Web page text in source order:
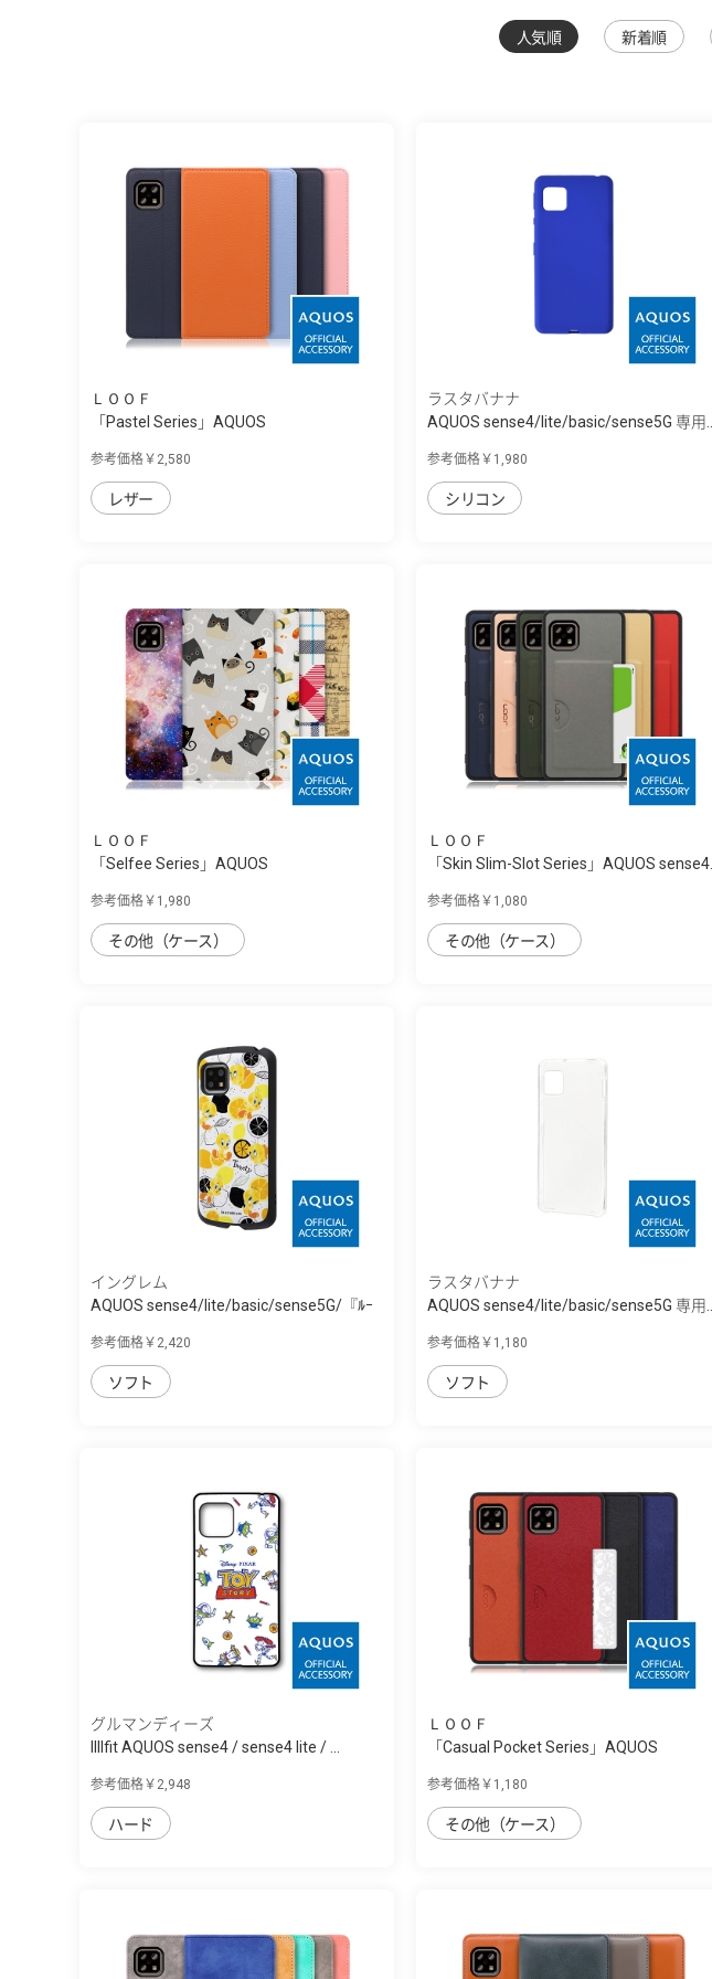
人気順 新着順
ＬＯＯＦ
「Pastel Series」AQUOS
参考価格￥2,580
レザー
ラスタバナナ
AQUOS sense4/lite/basic/sense5G 専用...
参考価格￥1,980
シリコン
ＬＯＯＦ
「Selfee Series」AQUOS
参考価格￥1,980
その他（ケース）
ＬＯＯＦ
「Skin Slim-Slot Series」AQUOS sense4...
参考価格￥1,080
その他（ケース）
イングレム
AQUOS sense4/lite/basic/sense5G/『ﾙｰ
参考価格￥2,420
ソフト
ラスタバナナ
AQUOS sense4/lite/basic/sense5G 専用...
参考価格￥1,180
ソフト
グルマンディーズ
IIIIfit AQUOS sense4 / sense4 lite / ...
参考価格￥2,948
ハード
ＬＯＯＦ
「Casual Pocket Series」AQUOS
参考価格￥1,180
その他（ケース）